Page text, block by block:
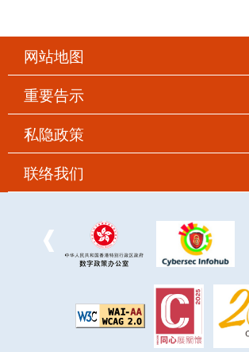
网站地图
重要告示
私隐政策
联络我们